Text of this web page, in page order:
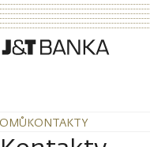
KONTAKTY